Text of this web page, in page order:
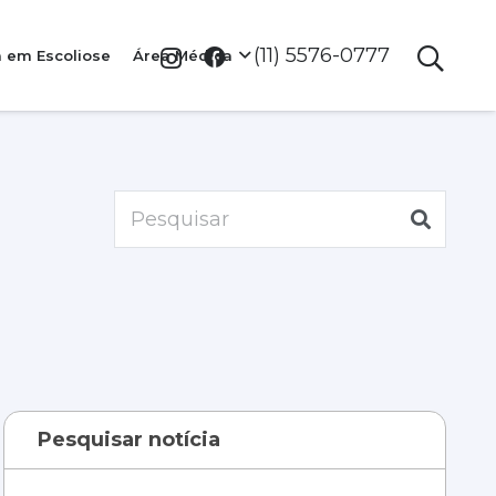
em Escoliose Área Médica (11) 5576-0777
Pesquisar notícia